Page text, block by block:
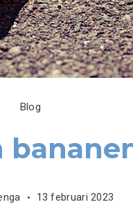
Blog
13 februari 2023